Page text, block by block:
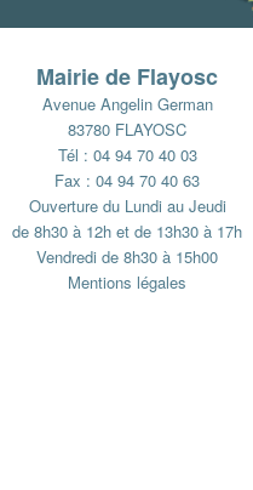
Mairie de Flayosc
Avenue Angelin German
83780 FLAYOSC
Tél : 04 94 70 40 03
Fax : 04 94 70 40 63
Ouverture du Lundi au Jeudi
de 8h30 à 12h et de 13h30 à 17h
Vendredi de 8h30 à 15h00
Mentions légales